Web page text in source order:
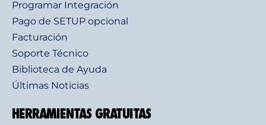
Programar Integración
Pago de SETUP opcional
Facturación
Soporte Técnico
Biblioteca de Ayuda
Últimas Noticias
HERRAMIENTAS GRATUITAS